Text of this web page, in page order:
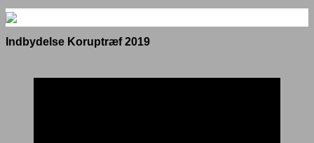
Indbydelse Koruptræf 2019